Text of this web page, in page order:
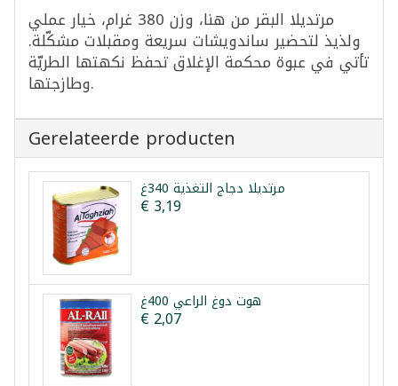
مرتديلا البقر من هنا، وزن 380 غرام، خيار عملي
ولذيذ لتحضير ساندويشات سريعة ومقبلات مشكّلة.
تأتي في عبوة محكمة الإغلاق تحفظ نكهتها الطريّة
وطازجتها.
Gerelateerde producten
مرتديلا دجاج التغذية 340غ
€ 3,19
هوت دوغ الراعي 400غ
€ 2,07